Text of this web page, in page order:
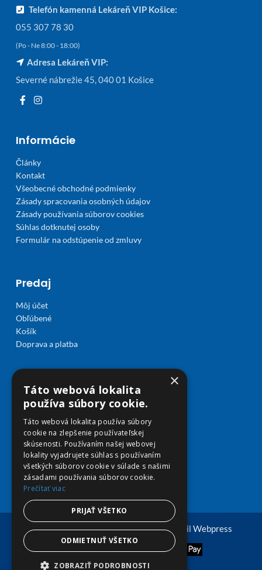
Telefón kamenná Lekáreň VIP Košice:
055 307 78 30
(Po - Ne 8:00 - 18:00)
Adresa Lekáreň VIP:
Severné nábrežie 45, 040 01 Košice
Informácie
Články
Kontakt
Všeobecné obchodné podmienky
Zásady spracovania osobných údajov
Zásady používania súborov cookies
Súhlas dotknutej osoby
Formulár na odstúpenie od zmluvy
Predaj
Môj účet
Obľúbené
Košík
Doprava a platba
© Copyright 2026 viplekaren.sk | Vytvoril Webpress
×
Táto webová lokalita
používa súbory cookie.
Táto webová lokalita používa súbory
cookie na zlepšenie používateľskej
skúsenosti. Používaním našej webovej
lokality vyjadrujete súhlas s používaním
všetkých súborov cookie v súlade s našimi
zásadami používania súborov cookie.
Prečítať viac
PRIJAŤ VŠETKO
ODMIETNUŤ VŠETKO
ZOBRAZIŤ PODROBNOSTI